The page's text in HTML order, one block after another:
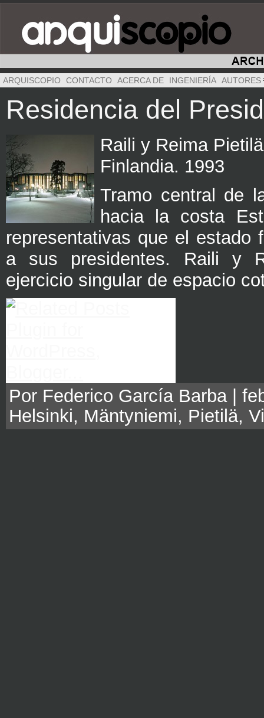
ARQUISCOPIO CONTACTO ACERCA DE INGENIERÍA AUTORES
Residencia del
Raili y Reima
Finlandia. 1993
Tramo central de
hacia la costa
representativas que el estado
a sus presidentes. Raili y
ejercicio singular de espacio
Por Federico García Barba |
Helsinki, Mäntyniemi, Pietilä,